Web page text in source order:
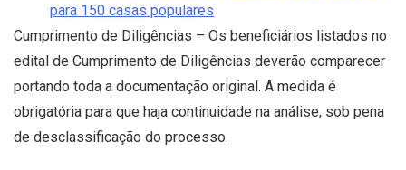
para 150 casas populares
Cumprimento de Diligências – Os beneficiários listados no
edital de Cumprimento de Diligências deverão comparecer
portando toda a documentação original. A medida é
obrigatória para que haja continuidade na análise, sob pena
de desclassificação do processo.